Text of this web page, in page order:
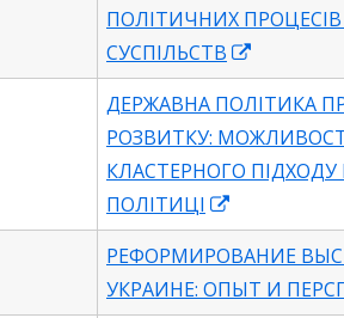
ПОЛІТИЧНИХ
СУСПІЛЬСТВ
in
a
new
window
ДЕРЖАВНА ПОЛІТИКА
РОЗВИТКУ:
КЛАСТЕРНОГО ПІДХОДУ
ПОЛІТИЦІ
in
a
new
РЕФОРМИРОВАНИЕ
УКРАИНЕ: ОПЫТ И